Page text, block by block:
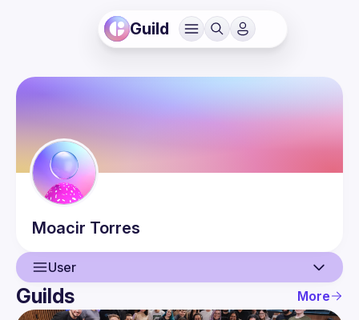
Guild
Moacir Torres
User
User
Guilds More